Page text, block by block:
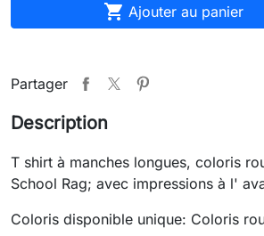
 Ajouter au panier
Partager
Description
T shirt à manches longues, coloris
School Rag; avec impressions à l'
Coloris disponible unique: Coloris